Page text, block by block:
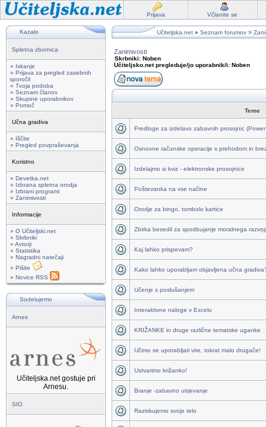
Prijava Včlanite se
Kazalo
Spletna zbornica
» Iskanje
» Prijava za pregled zasebnih
sporočil
» Tvoja podoba
» Seznam članov
» Skupine uporabnikov
» Pomoč
Učna gradiva
» Iščite
» Pregled povpraševanja
Koristno
» Devetka.net
» Izbrana spletna orodja
» Izbrani programi
» Zanimivosti
Informacije
» O Učiteljski.net
» Skrbniki
» Avtorji
» Statistika
» Nagradni natečaji
» Pišite
» Novice RSS
Sodelujemo
Arnes
Učiteljska.net gostuje pri
Arnesu.
SIO
Učiteljska.net » Seznam forumov »
Zanimivosti
Skrbniki: Noben
Učiteljsko.net pregleduje/jo uporabnik/i: Noben
Teme
Predloge za izdelavo zabavnih prosojnic
Osnovne računske operacije s prehodom in
Izdelajmo si kviz - elektronske prosojnice
Poštevanka na vse načine
Orodje za bingo, tombolo kartice
Zbirka besedil za spodbujanje moralnega
Kaj lahko prispevam?
Kako lahko uporabljam objavljena učna
Učenje s poslušanjem
Interaktivne naloge v Excelu
KRIŽANKE in druge različne tematske uganke
Učimo se uporabljati vire, tokrat malo drugače!
Ustvarimo križanko!
Branje -zabavno utrjevanje
Raziskujemo svoje telo